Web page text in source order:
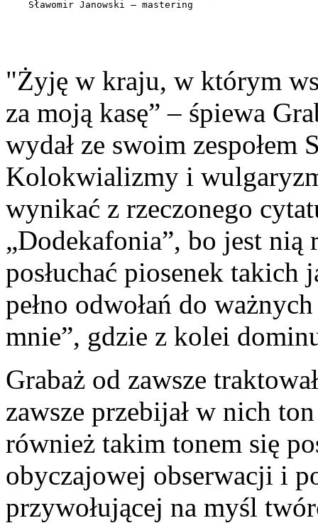
"Żyję w kraju, w którym
za moją kasę” – śpiewa
wydał ze swoim zespołem
Kolokwializmy i
wynikać z rzeczonego
„Dodekafonia”, bo jest nią
posłuchać piosenek takich
pełno odwołań do
mnie”, gdzie z kolei
Grabaż od zawsze
zawsze przebijał w nich
również takim tonem się
obyczajowej obserwacji i
przywołującej na myśl